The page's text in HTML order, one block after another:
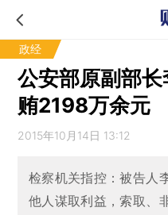
政经
公安部原副部
贿2198万余元
2015年10月14日 13:12
检察机关指控：被告人
他人谋取利益，索取、